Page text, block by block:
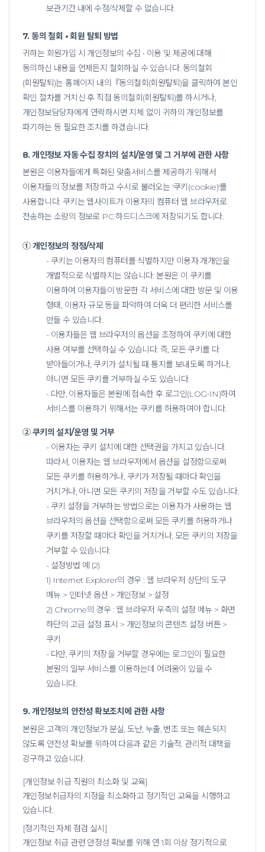
보관기간 내에 수정/삭제할 수 없습니다.
7. 동의 철회 • 회원 탈퇴 방법
귀하는 회원가입 시 개인정보의 수집 • 이용 및 제공에 대해
동의하신 내용을 언제든지 철회하실 수 있습니다. 동의철회
(회원탈퇴)는 홈페이지 내의『동의철회(회원탈퇴)을 클릭하여 본인
확인 절차를 거치신 후 직접 동의철회(회원탈퇴)를 하시거나,
개인정보담당자에게 연락하시면 지체 없이 귀하의 개인정보를
파기하는 등 필요한 조치를 하겠습니다.
8. 개인정보 자동 수집 장치의 설치/운영 및 그 거부에 관한 사항
본원은 이용자들에게 특화된 맞춤서비스를 제공하기 위해서
이용자들의 정보를 저장하고 수시로 불러오는 '쿠키(cookie)'를
사용합니다. 쿠키는 웹사이트가 이용자의 컴퓨터 웹 브라우저로
전송하는 소량의 정보로 PC 하드디스크에 저장되기도 합니다.
① 개인정보의 정정/삭제
- 쿠키는 이용자의 컴퓨터를 식별하지만 이용자 개개인을
개별적으로 식별하지는 않습니다. 본원은 이 쿠키를
이용하여 이용자들이 방문한 각 서비스에 대한 방문 및 이용
형태, 이용자 규모 등을 파악하여 더욱 더 편리한 서비스를
만들 수 있습니다.
- 이용자들은 웹 브라우저의 옵션을 조정하여 쿠키에 대한
사용 여부를 선택하실 수 있습니다. 즉, 모든 쿠키를 다
받아들이거나, 쿠키가 설치될 때 통지를 보내도록 하거나,
아니면 모든 쿠키를 거부하실 수도 있습니다.
- 다만, 이용자들은 본원에 접속한 후 로그인(LOG-IN)하여
서비스를 이용하기 위해서는 쿠키를 허용하여야 합니다.
② 쿠키의 설치/운영 및 거부
- 이용자는 쿠키 설치에 대한 선택권을 가지고 있습니다.
따라서, 이용자는 웹 브라우저에서 옵션을 설정함으로써
모든 쿠키를 허용하거나, 쿠키가 저장될 때마다 확인을
거치거나, 아니면 모든 쿠키의 저장을 거부할 수도 있습니다.
- 쿠키 설정을 거부하는 방법으로는 이용자가 사용하는 웹
브라우저의 옵션을 선택함으로써 모든 쿠키를 허용하거나
쿠키를 저장할 때마다 확인을 거치거나, 모든 쿠키의 저장을
거부할 수 있습니다.
- 설정방법 예 (2)
1) Internet Explorer의 경우 : 웹 브라우저 상단의 도구
메뉴 > 인터넷 옵션 > 개인정보 > 설정
2) Chrome의 경우 : 웹 브라우저 우측의 설정 메뉴 > 화면
하단의 고급 설정 표시 > 개인정보의 콘텐츠 설정 버튼 >
쿠키
- 다만, 쿠키의 저장을 거부할 경우에는 로그인이 필요한
본원의 일부 서비스를 이용하는데 어려움이 있을 수
있습니다.
9. 개인정보의 안전성 확보조치에 관한 사항
본원은 고객의 개인정보가 분실, 도난, 누출, 변조 또는 훼손되지
않도록 안전성 확보를 위하여 다음과 같은 기술적. 관리적 대책을
강구하고 있습니다.
[개인정보 취급 직원의 최소화 및 교육]
개인정보취급자의 지정을 최소화하고 정기적인 교육을 시행하고
있습니다.
[정기적인 자체 점검 실시]
개인정보 취급 관련 안정성 확보를 위해 연 1회 이상 정기적으로